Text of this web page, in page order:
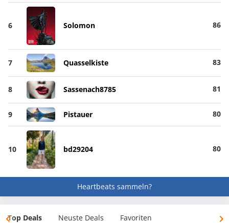
6 Solomon 86
7 Quasselkiste 83
8 Sassenach8785 81
9 Pistauer 80
10 bd29204 80
Heartbeats sammeln?
Top Deals Neuste Deals Favoriten